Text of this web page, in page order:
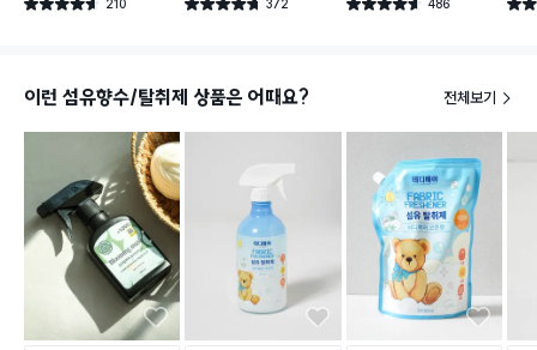
별점 4.6점 210
건 작성 별점 4.7점 372
건 작성 별점 4.6점 486
건 작성 별점
이런 섬유향수/탈취제 상품은 어때요? 전체보기